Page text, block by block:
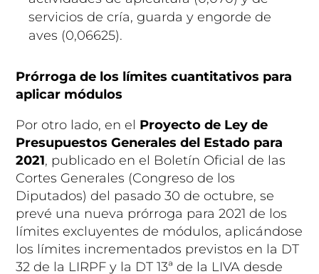
servicios de cría, guarda y engorde de
aves (0,06625).
Prórroga de los límites cuantitativos para
aplicar módulos
Por otro lado, en el Proyecto de Ley de
Presupuestos Generales del Estado para
2021, publicado en el Boletín Oficial de las
Cortes Generales (Congreso de los
Diputados) del pasado 30 de octubre, se
prevé una nueva prórroga para 2021 de los
límites excluyentes de módulos, aplicándose
los límites incrementados previstos en la DT
32 de la LIRPF y la DT 13ª de la LIVA desde